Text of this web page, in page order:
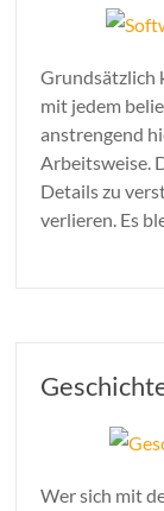
Grundsätzlich
mit jedem
anstrengend
Arbeitsweise.
Details zu
verlieren. Es
Wer sich mit